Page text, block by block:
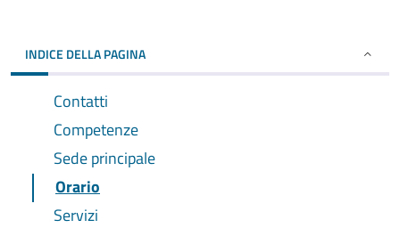
INDICE DELLA PAGINA
Contatti
Competenze
Sede principale
Orario
Servizi